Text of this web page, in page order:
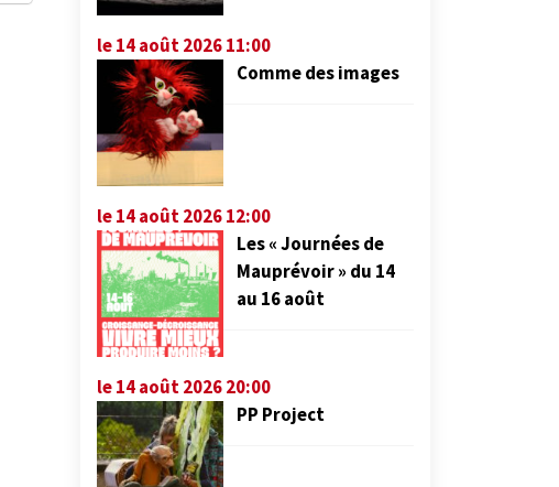
le 14 août 2026 11:00
Comme des images
le 14 août 2026 12:00
Les « Journées de
Mauprévoir » du 14
au 16 août
le 14 août 2026 20:00
PP Project